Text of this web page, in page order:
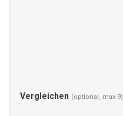
Vergleichen (optional, max 9)